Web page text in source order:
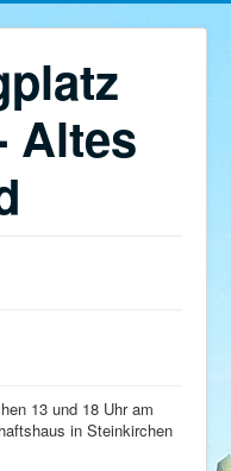
Altes
13 und 18 Uhr am
in Steinkirchen